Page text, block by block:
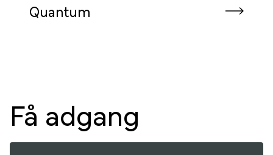
Quantum
Få adgang